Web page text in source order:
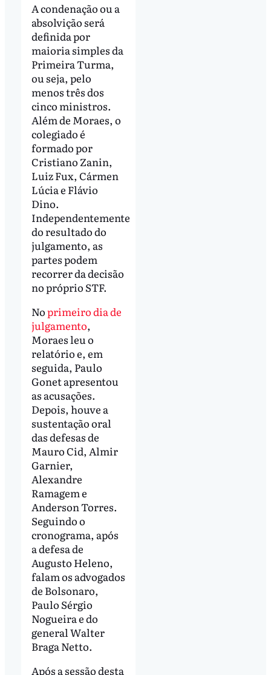
A condenação ou a
absolvição será
definida por
maioria simples da
Primeira Turma,
ou seja, pelo
menos três dos
cinco ministros.
Além de Moraes, o
colegiado é
formado por
Cristiano Zanin,
Luiz Fux, Cármen
Lúcia e Flávio
Dino.
Independentemente
do resultado do
julgamento, as
partes podem
recorrer da decisão
no próprio STF.
Noprimeiro dia de
julgamento,
Moraes leu o
relatório e, em
seguida, Paulo
Gonet apresentou
as acusações.
Depois, houve a
sustentação oral
das defesas de
Mauro Cid, Almir
Garnier,
Alexandre
Ramagem e
Anderson Torres.
Seguindo o
cronograma, após
a defesa de
Augusto Heleno,
falam os advogados
de Bolsonaro,
Paulo Sérgio
Nogueira e do
general Walter
Braga Netto.
Após a sessão desta